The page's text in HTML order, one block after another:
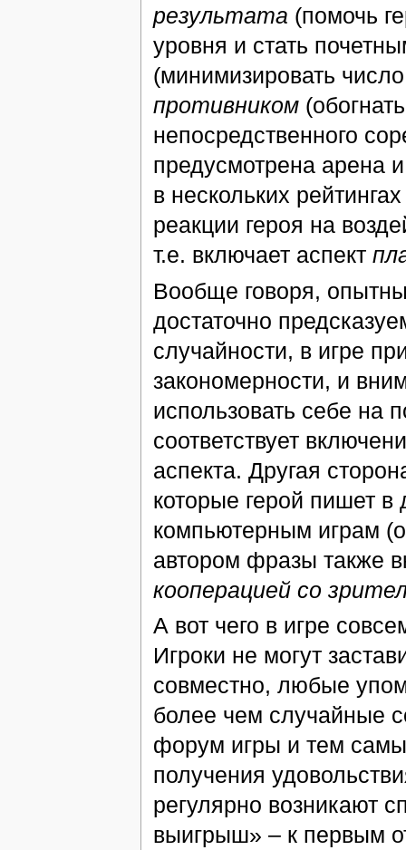
результата (помочь
уровня и стать
(минимизировать
противником
непосредственного
предусмотрена арена
в нескольких
реакции героя на
т.е. включает аспект
Вообще говоря,
достаточно
случайности, в игре
закономерности, и
использовать себе на
соответствует
аспекта. Другая
которые герой пишет в
компьютерным играм
автором фразы также
кооперацией со
А вот чего в игре
Игроки не могут
совместно, любые
более чем случайные
форум игры и тем
получения
регулярно возникают
выигрыш» – к первым